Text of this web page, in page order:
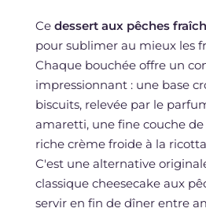
Cedessert aux pêches
pour sublimer au mieux les
Chaque bouchée offre un
impressionnant : une base
biscuits, relevée par le
amaretti, une fine couche
riche crème froide à la
C'est une alternative
classique cheesecake aux
servir en fin de dîner entre